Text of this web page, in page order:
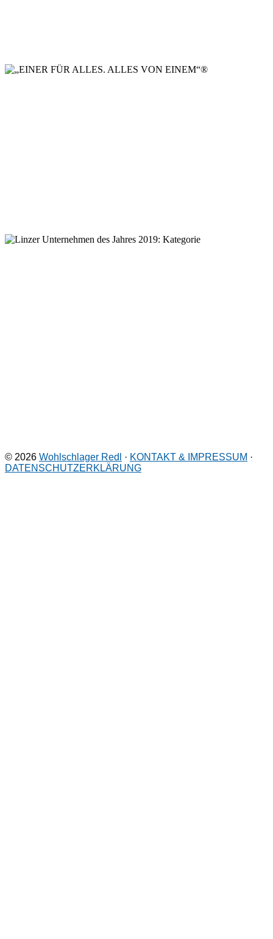
© 2026 Wohlschlager Redl · KONTAKT & IMPRESSUM ·
DATENSCHUTZERKLÄRUNG